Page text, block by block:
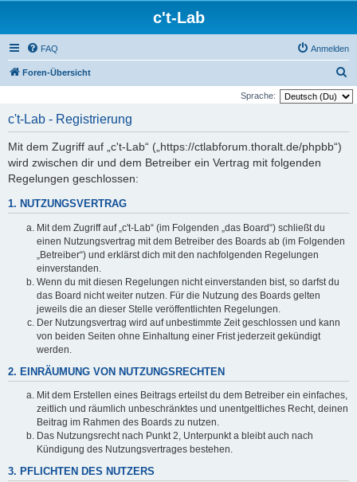
c't-Lab
FAQ Anmelden
Foren-Übersicht
u
Sprache:
c't-Lab - Registrierung
Mit dem Zugriff auf „c't-Lab“ („https://ctlabforum.thoralt.de/phpbb“)
wird zwischen dir und dem Betreiber ein Vertrag mit folgenden
Regelungen geschlossen:
1. NUTZUNGSVERTRAG
Mit dem Zugriff auf „c't-Lab“ (im Folgenden „das Board“) schließt du
einen Nutzungsvertrag mit dem Betreiber des Boards ab (im Folgenden
„Betreiber“) und erklärst dich mit den nachfolgenden Regelungen
einverstanden.
Wenn du mit diesen Regelungen nicht einverstanden bist, so darfst du
das Board nicht weiter nutzen. Für die Nutzung des Boards gelten
jeweils die an dieser Stelle veröffentlichten Regelungen.
Der Nutzungsvertrag wird auf unbestimmte Zeit geschlossen und kann
von beiden Seiten ohne Einhaltung einer Frist jederzeit gekündigt
werden.
2. EINRÄUMUNG VON NUTZUNGSRECHTEN
Mit dem Erstellen eines Beitrags erteilst du dem Betreiber ein einfaches,
zeitlich und räumlich unbeschränktes und unentgeltliches Recht, deinen
Beitrag im Rahmen des Boards zu nutzen.
Das Nutzungsrecht nach Punkt 2, Unterpunkt a bleibt auch nach
Kündigung des Nutzungsvertrages bestehen.
3. PFLICHTEN DES NUTZERS